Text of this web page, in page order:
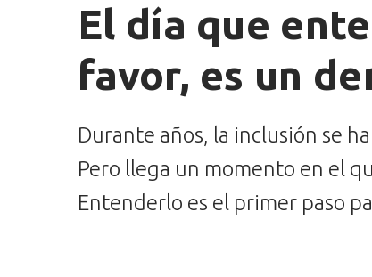
El día que
favor, es un
Durante años, la inclusión se
Pero llega un momento en el
Entenderlo es el primer paso